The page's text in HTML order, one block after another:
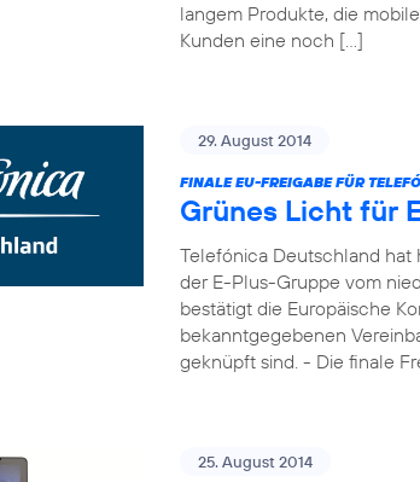
langem Produkte, die
Kunden eine noch […]
29. August 2014
FINALE EU-FREIGABE FÜR
Grünes Licht für
Telefónica Deutschland hat
der E-Plus-Gruppe vom
bestätigt die Europäische
bekanntgegebenen
geknüpft sind. - Die finale
25. August 2014